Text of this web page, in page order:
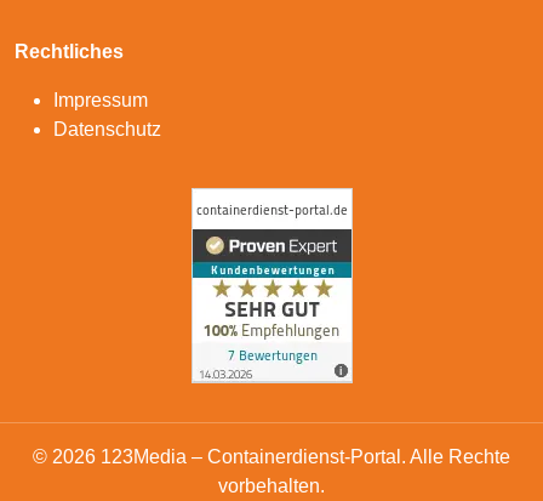
Rechtliches
Impressum
Datenschutz
© 2026 123Media – Containerdienst-Portal. Alle Rechte
vorbehalten.